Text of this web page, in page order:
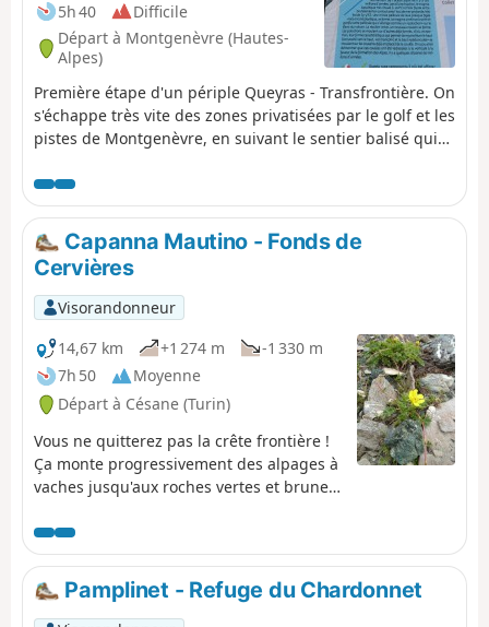
par les hameaux de la Mourande, Sachas et Soubeyran
d'où il grimpe à la Chapelle Saint-Laurent puis au Lauzin
et rallie les Chalets des Ayes. Il gagne le Col des Ayes,
plonge dans le versant opposé, rejoint une piste à
l'Eychaillon et la prend à gauche pour venir côtoyer le
Torrent de la Rivière jusqu'à Brunissard puis la Chalp.
5h 40
Difficile
Départ à Montgenèvre (Hautes-
Alpes)
Première étape d'un périple Queyras - Transfrontière. On
s'échappe très vite des zones privatisées par le golf et les
pistes de Montgenèvre, en suivant le sentier balisé qui
suit la frontière jusqu'au Col de Bousson avant de
plonger sur le Refuge Mautino.
Capanna Mautino - Fonds de
Cervières
Visorandonneur
14,67 km
+1 274 m
-1 330 m
7h 50
Moyenne
Départ à Césane (Turin)
Vous ne quitterez pas la crête frontière !
Ça monte progressivement des alpages à
vaches jusqu'aux roches vertes et brunes
Trace gpx recommandée sur ce
cheminement hors balisage.
Pamplinet - Refuge du Chardonnet